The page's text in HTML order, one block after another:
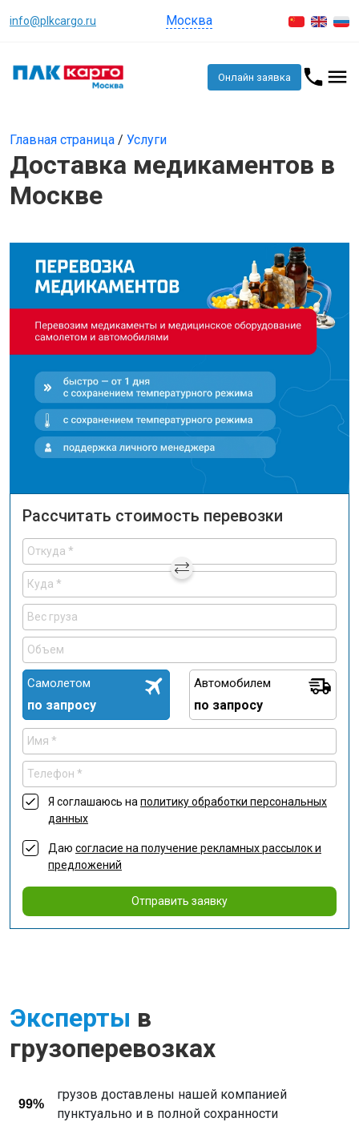
info@plkcargo.ru Москва
Онлайн заявка
Главная страница / Услуги
Доставка медикаментов в
Москве
Рассчитать стоимость перевозки
Самолетом
по запросу
Автомобилем
по запросу
Я соглашаюсь наполитику обработки персональных
данных
Даю согласие на получение рекламных рассылок и
предложений
Отправить заявку
Эксперты в
грузоперевозках
99%
грузов доставлены нашей компанией
пунктуально и в полной сохранности